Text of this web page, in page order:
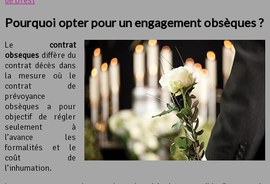
Pourquoi opter pour un engagement obsèques ?
Le contrat
obsèques diffère du
contrat décès dans
la mesure où le
contrat de
prévoyance
obsèques a pour
objectif de régler
seulement à
l’avance les
formalités et le
coût de
l’inhumation.